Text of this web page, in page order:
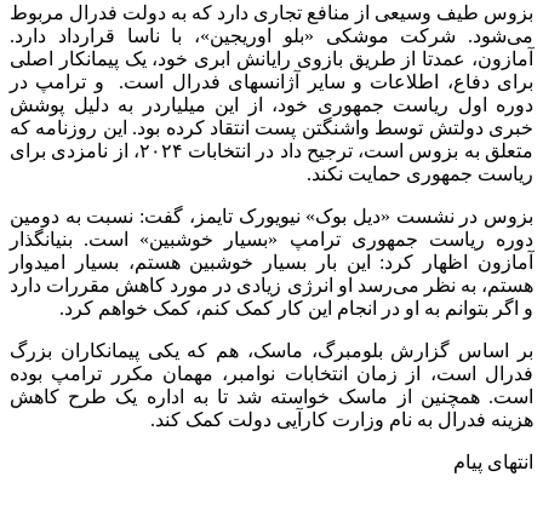
بزوس طیف وسیعی از منافع تجاری دارد که به دولت فدرال مربوط
می‌شود. شرکت موشکی «بلو اوریجین»، با ناسا قرارداد دارد.
آمازون، عمدتا از طریق بازوی رایانش ابری خود، یک پیمانکار اصلی
برای دفاع، اطلاعات و سایر آژانسهای فدرال است. و ترامپ در
دوره اول ریاست جمهوری خود، از این میلیاردر به دلیل پوشش
خبری دولتش توسط واشنگتن پست انتقاد کرده بود. این روزنامه که
متعلق به بزوس است، ترجیح داد در انتخابات ۲۰۲۴، از نامزدی برای
ریاست جمهوری حمایت نکند.
بزوس در نشست «دیل بوک» نیویورک تایمز، گفت: نسبت به دومین
دوره ریاست جمهوری ترامپ «بسیار خوشبین» است. بنیانگذار
آمازون اظهار کرد: این بار بسیار خوشبین هستم، بسیار امیدوار
هستم، به نظر می‌رسد او انرژی زیادی در مورد کاهش مقررات دارد
و اگر بتوانم به او در انجام این کار کمک کنم، کمک خواهم کرد.
بر اساس گزارش بلومبرگ، ماسک، هم که یکی پیمانکاران بزرگ
فدرال است، از زمان انتخابات نوامبر، مهمان مکرر ترامپ بوده
است. همچنین از ماسک خواسته شد تا به اداره یک طرح کاهش
هزینه فدرال به نام وزارت کارآیی دولت کمک کند.
انتهای پیام